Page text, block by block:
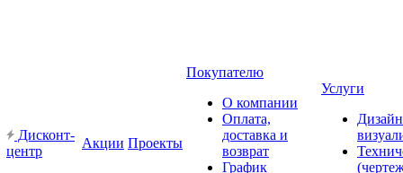
Дисконт-
центр
Акции Проекты
Покупателю
О компании
Оплата,
доставка и
возврат
График
Услуги